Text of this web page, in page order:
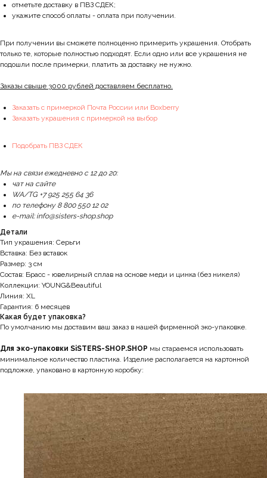
отметьте доставку в ПВЗ СДЕК;
укажите способ оплаты - оплата при получении.
При получении вы сможете полноценно примерить украшения. Отобрать
только те, которые полностью подходят. Если одно или все украшения не
подошли после примерки, платить за доставку не нужно.
Заказы свыше 3000 рублей доставляем бесплатно.
Заказать с примеркой Почта России или Boxberry
Заказать украшения с примеркой на выбор
Подобрать ПВЗ СДЕК
Мы на связи ежедневно с 12 до 20:
чат на сайте
WA/TG +7 925 255 64 36
по телефону 8 800 550 12 02
e-mail: info@sisters-shop.shop
Детали
Тип украшения: Серьги
Вставка: Без вставок
Размер: 3 см
Состав: Брасс - ювелирный сплав на основе меди и цинка (без никеля)
Коллекции: YOUNG&Beautiful
Линия: XL
Гарантия: 6 месяцев
Какая будет упаковка?
По умолчанию мы доставим ваш заказ в нашей фирменной эко-упаковке.
Для эко-упаковки SiSTERS-SHOP.SHOP мы стараемся использовать
минимальное количество пластика. Изделие располагается на картонной
подложке, упаковано в картонную коробку: